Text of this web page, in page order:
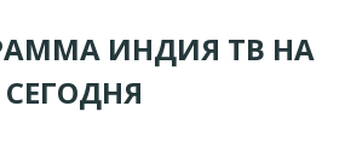
ИНДИЯ ТВ НА
СЕГОДНЯ